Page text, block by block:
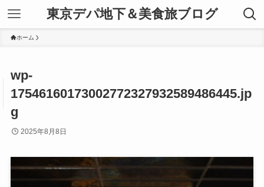
東京デパ地下＆美食旅ブログ
ホーム
wp-
17546160173002772327932589486445.jp
g
2025年8月8日